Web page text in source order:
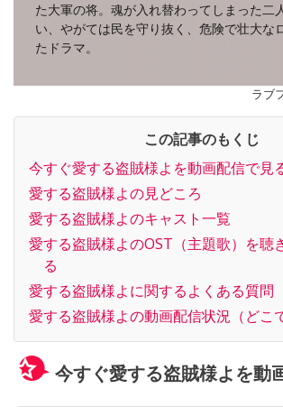
た大軍の将。魂が入れ替わってしまった二
い、やがては民を守り抜く、危険で壮大な
たドラマ。
ラブ
この記事のもくじ
今すぐ愛する盗賊様よを動画配信で見
愛する盗賊様よの見どころ
愛する盗賊様よのキャスト一覧
愛する盗賊様よのOST（主題歌）を聴
る
愛する盗賊様よに関するよくある質問（
愛する盗賊様よの動画配信状況（どこ
今すぐ愛する盗賊様よを動